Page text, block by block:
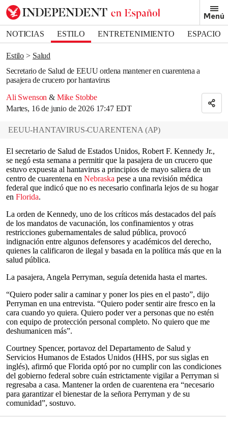
Menú
NOTICIAS ESTILO ENTRETENIMIENTO
ESPACIO
DEPORTES
Estilo
Salud
Secretario de Salud de EEUU ordena mantener en cuarentena a
pasajera de crucero por hantavirus
Ali Swenson & Mike Stobbe
Martes, 16 de junio de 2026 17:47 EDT
Bookmark popover
Removed from bookmarks
Close popover
EEUU-HANTAVIRUS-CUARENTENA (AP)
El secretario de Salud de Estados Unidos, Robert F. Kennedy Jr.,
se negó esta semana a permitir que la pasajera de un crucero que
estuvo expuesta al hantavirus a principios de mayo saliera de un
centro de cuarentena en Nebraska pese a una revisión médica
federal que indicó que no es necesario confinarla lejos de su hogar
en Florida.
La orden de Kennedy, uno de los críticos más destacados del país
de los mandatos de vacunación, los confinamientos y otras
restricciones gubernamentales de salud pública, provocó
indignación entre algunos defensores y académicos del derecho,
quienes la calificaron de ilegal y basada en la política más que en la
salud pública.
La pasajera, Angela Perryman, seguía detenida hasta el martes.
“Quiero poder salir a caminar y poner los pies en el pasto”, dijo
Perryman en una entrevista. “Quiero poder sentir aire fresco en la
cara cuando yo quiera. Quiero poder ver a personas que no estén
con equipo de protección personal completo. No quiero que me
deshumanicen más”.
Courtney Spencer, portavoz del Departamento de Salud y
Servicios Humanos de Estados Unidos (HHS, por sus siglas en
inglés), afirmó que Florida optó por no cumplir con las condiciones
del gobierno federal sobre cuán estrictamente vigilar a Perryman si
regresaba a casa. Mantener la orden de cuarentena era “necesario
para garantizar el bienestar de la señora Perryman y de su
comunidad”, sostuvo.